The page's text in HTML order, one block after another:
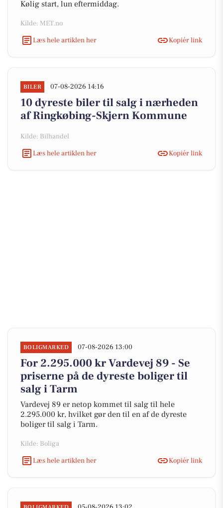
Kølig start, lun eftermiddag.
Kilde: MET.no
Læs hele artiklen her
Kopiér link
BILER 07-08-2026 14:16
10 dyreste biler til salg i nærheden
af Ringkøbing-Skjern Kommune
Kilde: Bilhandel
Læs hele artiklen her
Kopiér link
BOLIGMARKED 07-08-2026 13:00
For 2.295.000 kr Vardevej 89 - Se
priserne på de dyreste boliger til
salg i Tarm
Vardevej 89 er netop kommet til salg til hele
2.295.000 kr, hvilket gør den til en af de dyreste
boliger til salg i Tarm.
Kilde: Boliga
Læs hele artiklen her
Kopiér link